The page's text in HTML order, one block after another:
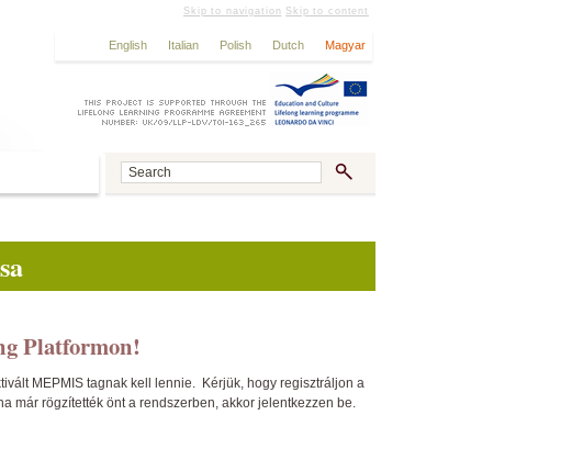
Skip to navigation Skip to content
English Italian Polish Dutch Magyar
Platformon!
MEPMIS tagnak kell lennie. Kérjük, hogy regisztráljon a
már rögzítették önt a rendszerben, akkor jelentkezzen be.